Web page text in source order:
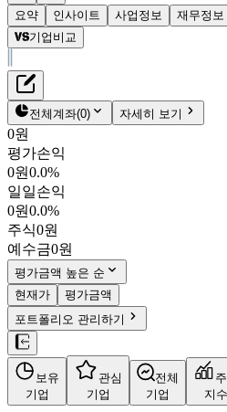
요약 인사이트 사업정보 재무정보
기업비교
보잉
$235.10
BA
NYSE
시가총액
PBR30.09
PER86.59
결산월12월
4분기누적 분기
연도
10년
5년
사업정보
더보기
재무정보
펀더멘탈
밸류에이션
전체계좌(0) 자세히 보기
0원
평가손익
0원0.0%
일일손익
0원0.0%
주식0원
예수금0원
평가금액 높은 순
현재가
평가금액
포트폴리오 관리하기
보유
기업
관심
기업
전체
기업
지수